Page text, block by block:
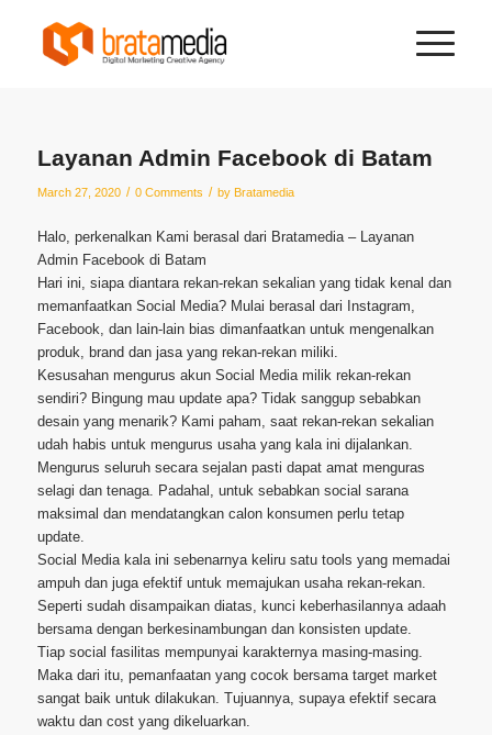
Layanan Admin Facebook di Batam
March 27, 2020 / 0 Comments / by Bratamedia
Halo, perkenalkan Kami berasal dari Bratamedia – Layanan
Admin Facebook di Batam
Hari ini, siapa diantara rekan-rekan sekalian yang tidak kenal dan
memanfaatkan Social Media? Mulai berasal dari Instagram,
Facebook, dan lain-lain bias dimanfaatkan untuk mengenalkan
produk, brand dan jasa yang rekan-rekan miliki.
Kesusahan mengurus akun Social Media milik rekan-rekan
sendiri? Bingung mau update apa? Tidak sanggup sebabkan
desain yang menarik? Kami paham, saat rekan-rekan sekalian
udah habis untuk mengurus usaha yang kala ini dijalankan.
Mengurus seluruh secara sejalan pasti dapat amat menguras
selagi dan tenaga. Padahal, untuk sebabkan social sarana
maksimal dan mendatangkan calon konsumen perlu tetap
update.
Social Media kala ini sebenarnya keliru satu tools yang memadai
ampuh dan juga efektif untuk memajukan usaha rekan-rekan.
Seperti sudah disampaikan diatas, kunci keberhasilannya adaah
bersama dengan berkesinambungan dan konsisten update.
Tiap social fasilitas mempunyai karakternya masing-masing.
Maka dari itu, pemanfaatan yang cocok bersama target market
sangat baik untuk dilakukan. Tujuannya, supaya efektif secara
waktu dan cost yang dikeluarkan.